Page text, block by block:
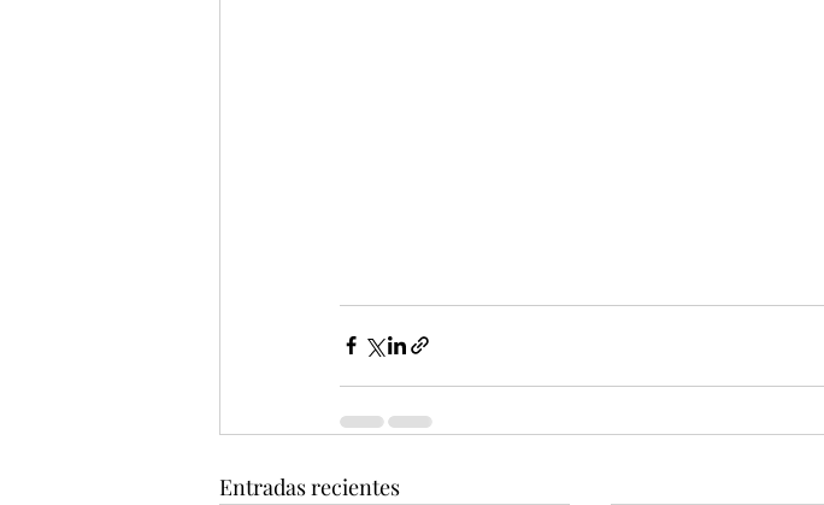
Entradas recientes